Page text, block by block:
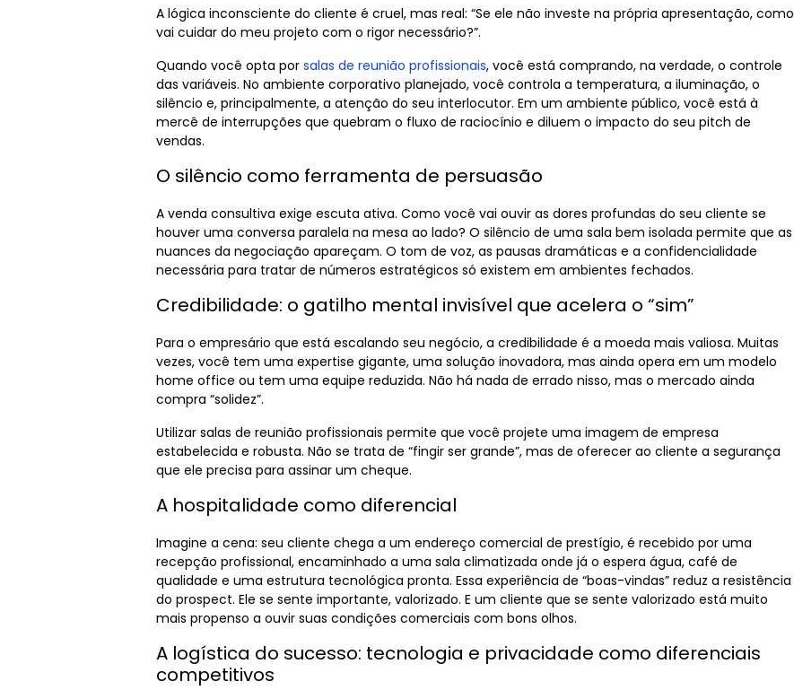
A lógica inconsciente do cliente é cruel, mas real: “Se ele não investe na própria apresentação, como
vai cuidar do meu projeto com o rigor necessário?”.
Quando você opta por salas de reunião profissionais, você está comprando, na verdade, o controle
das variáveis. No ambiente corporativo planejado, você controla a temperatura, a iluminação, o
silêncio e, principalmente, a atenção do seu interlocutor. Em um ambiente público, você está à
mercê de interrupções que quebram o fluxo de raciocínio e diluem o impacto do seu pitch de
vendas.
O silêncio como ferramenta de persuasão
A venda consultiva exige escuta ativa. Como você vai ouvir as dores profundas do seu cliente se
houver uma conversa paralela na mesa ao lado? O silêncio de uma sala bem isolada permite que as
nuances da negociação apareçam. O tom de voz, as pausas dramáticas e a confidencialidade
necessária para tratar de números estratégicos só existem em ambientes fechados.
Credibilidade: o gatilho mental invisível que acelera o “sim”
Para o empresário que está escalando seu negócio, a credibilidade é a moeda mais valiosa. Muitas
vezes, você tem uma expertise gigante, uma solução inovadora, mas ainda opera em um modelo
home office ou tem uma equipe reduzida. Não há nada de errado nisso, mas o mercado ainda
compra “solidez”.
Utilizar salas de reunião profissionais permite que você projete uma imagem de empresa
estabelecida e robusta. Não se trata de “fingir ser grande”, mas de oferecer ao cliente a segurança
que ele precisa para assinar um cheque.
A hospitalidade como diferencial
Imagine a cena: seu cliente chega a um endereço comercial de prestígio, é recebido por uma
recepção profissional, encaminhado a uma sala climatizada onde já o espera água, café de
qualidade e uma estrutura tecnológica pronta. Essa experiência de “boas-vindas” reduz a resistência
do prospect. Ele se sente importante, valorizado. E um cliente que se sente valorizado está muito
mais propenso a ouvir suas condições comerciais com bons olhos.
A logística do sucesso: tecnologia e privacidade como diferenciais
competitivos